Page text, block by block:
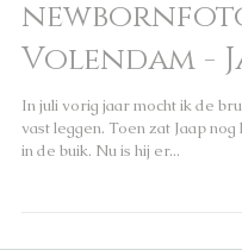
Lifestyle
Volendam -
In juli vorig jaar mocht ik de